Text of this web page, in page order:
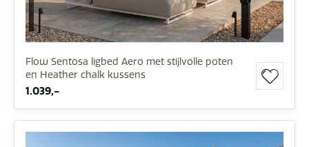
Flow Sentosa ligbed Aero met stijlvolle poten
en Heather chalk kussens
1.039,-